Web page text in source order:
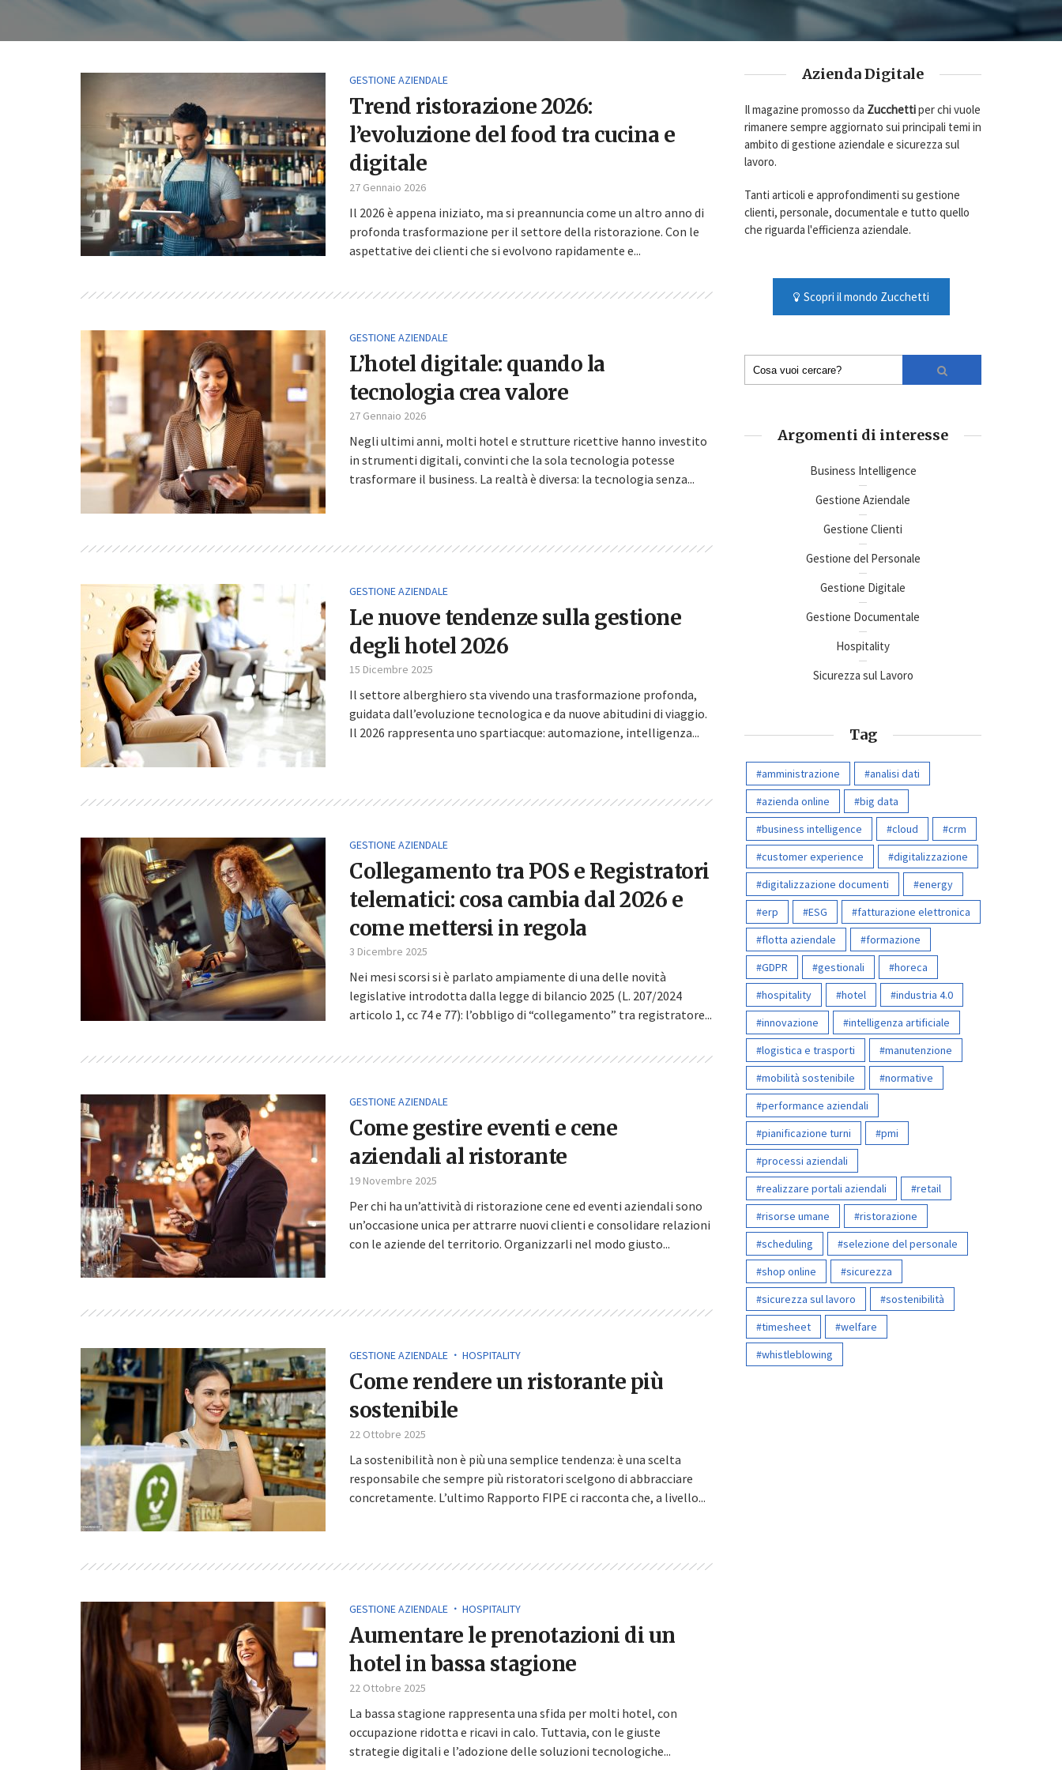
GESTIONE AZIENDALE
Trend ristorazione 2026:
l’evoluzione del food tra cucina e
digitale
27 Gennaio 2026
Il 2026 è appena iniziato, ma si preannuncia come un altro anno di
profonda trasformazione per il settore della ristorazione. Con le
aspettative dei clienti che si evolvono rapidamente e...
GESTIONE AZIENDALE
L’hotel digitale: quando la
tecnologia crea valore
27 Gennaio 2026
Negli ultimi anni, molti hotel e strutture ricettive hanno investito
in strumenti digitali, convinti che la sola tecnologia potesse
trasformare il business. La realtà è diversa: la tecnologia senza...
GESTIONE AZIENDALE
Le nuove tendenze sulla gestione
degli hotel 2026
15 Dicembre 2025
Il settore alberghiero sta vivendo una trasformazione profonda,
guidata dall’evoluzione tecnologica e da nuove abitudini di viaggio.
Il 2026 rappresenta uno spartiacque: automazione, intelligenza...
GESTIONE AZIENDALE
Collegamento tra POS e Registratori
telematici: cosa cambia dal 2026 e
come mettersi in regola
3 Dicembre 2025
Nei mesi scorsi si è parlato ampiamente di una delle novità
legislative introdotta dalla legge di bilancio 2025 (L. 207/2024
articolo 1, cc 74 e 77): l’obbligo di “collegamento” tra registratore...
GESTIONE AZIENDALE
Come gestire eventi e cene
aziendali al ristorante
19 Novembre 2025
Per chi ha un’attività di ristorazione cene ed eventi aziendali sono
un’occasione unica per attrarre nuovi clienti e consolidare relazioni
con le aziende del territorio. Organizzarli nel modo giusto...
GESTIONE AZIENDALE HOSPITALITY
Come rendere un ristorante più
sostenibile
22 Ottobre 2025
La sostenibilità non è più una semplice tendenza: è una scelta
responsabile che sempre più ristoratori scelgono di abbracciare
concretamente. L’ultimo Rapporto FIPE ci racconta che, a livello...
GESTIONE AZIENDALE HOSPITALITY
Aumentare le prenotazioni di un
hotel in bassa stagione
22 Ottobre 2025
La bassa stagione rappresenta una sfida per molti hotel, con
occupazione ridotta e ricavi in calo. Tuttavia, con le giuste
strategie digitali e l’adozione delle soluzioni tecnologiche...
Azienda Digitale
Il magazine promosso da Zucchettiper chi vuole
rimanere sempre aggiornato sui principali temi in
ambito di gestione aziendale e sicurezza sul
lavoro.
Tanti articoli e approfondimenti su gestione
clienti, personale, documentale e tutto quello
che riguarda l'efficienza aziendale.
Scopri il mondo Zucchetti
Argomenti di interesse
Business Intelligence
Gestione Aziendale
Gestione Clienti
Gestione del Personale
Gestione Digitale
Gestione Documentale
Hospitality
Sicurezza sul Lavoro
Tag
amministrazione
analisi dati
azienda online
big data
business intelligence
cloud
crm
customer experience
digitalizzazione
digitalizzazione documenti
energy
erp
ESG
fatturazione elettronica
flotta aziendale
formazione
GDPR
gestionali
horeca
hospitality
hotel
industria 4.0
innovazione
intelligenza artificiale
logistica e trasporti
manutenzione
mobilità sostenibile
normative
performance aziendali
pianificazione turni
pmi
processi aziendali
realizzare portali aziendali
retail
risorse umane
ristorazione
scheduling
selezione del personale
shop online
sicurezza
sicurezza sul lavoro
sostenibilità
timesheet
welfare
whistleblowing